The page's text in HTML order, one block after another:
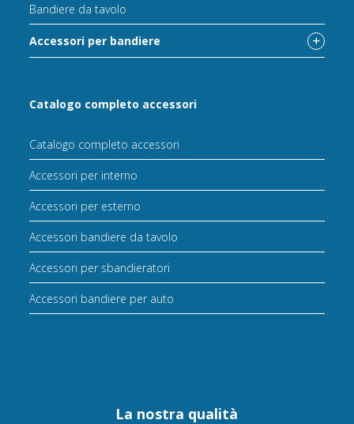
Bandiere da tavolo
Accessori per bandiere
Catalogo completo accessori
Catalogo completo accessori
Accessori per interno
Accessori per esterno
Accessori bandiere da tavolo
Accessori per sbandieratori
Accessori bandiere per auto
La nostra qualità